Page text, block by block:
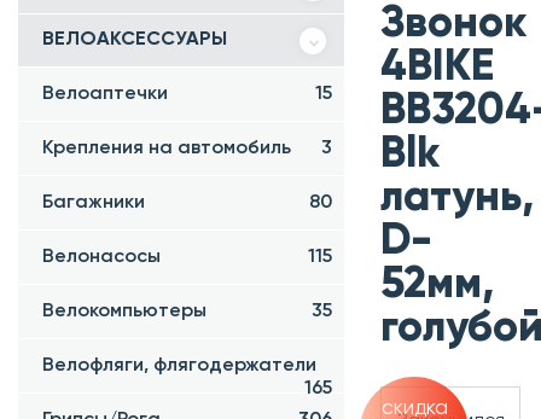
ВЕЛОАКСЕССУАРЫ
Велоаптечки 15
Крепления на автомобиль 3
Багажники 80
Велонасосы 115
Велокомпьютеры 35
Велофляги, флягодержатели
165
Звонок
4BIKE
Blk
латунь,
D-
52мм,
скидка